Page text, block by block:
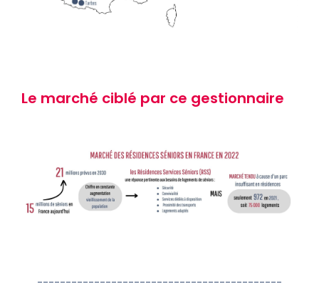
Le marché ciblé par ce gestionnaire
-------------------------------------------